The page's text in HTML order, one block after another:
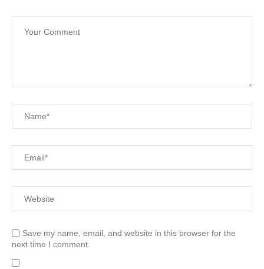
Save my name, email, and website in this browser for the
next time I comment.